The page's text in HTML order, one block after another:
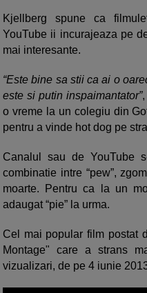
Kjellberg spune ca
YouTube ii incurajeaza pe
mai interesante.
“Este bine sa stii ca ai o
este si putin inspaimantator”
o vreme la un colegiu din
pentru a vinde hot dog pe
Canalul sau de YouTube
combinatie intre “pew”,
moarte. Pentru ca la un
adaugat “pie” la urma.
Cel mai popular film postat
Montage" care a strans
vizualizari, de pe 4 iunie